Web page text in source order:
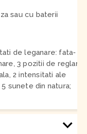
sau cu baterii
de leganare: fata-
3 pozitii de reglare
2 intensitati ale
sunete din natura;